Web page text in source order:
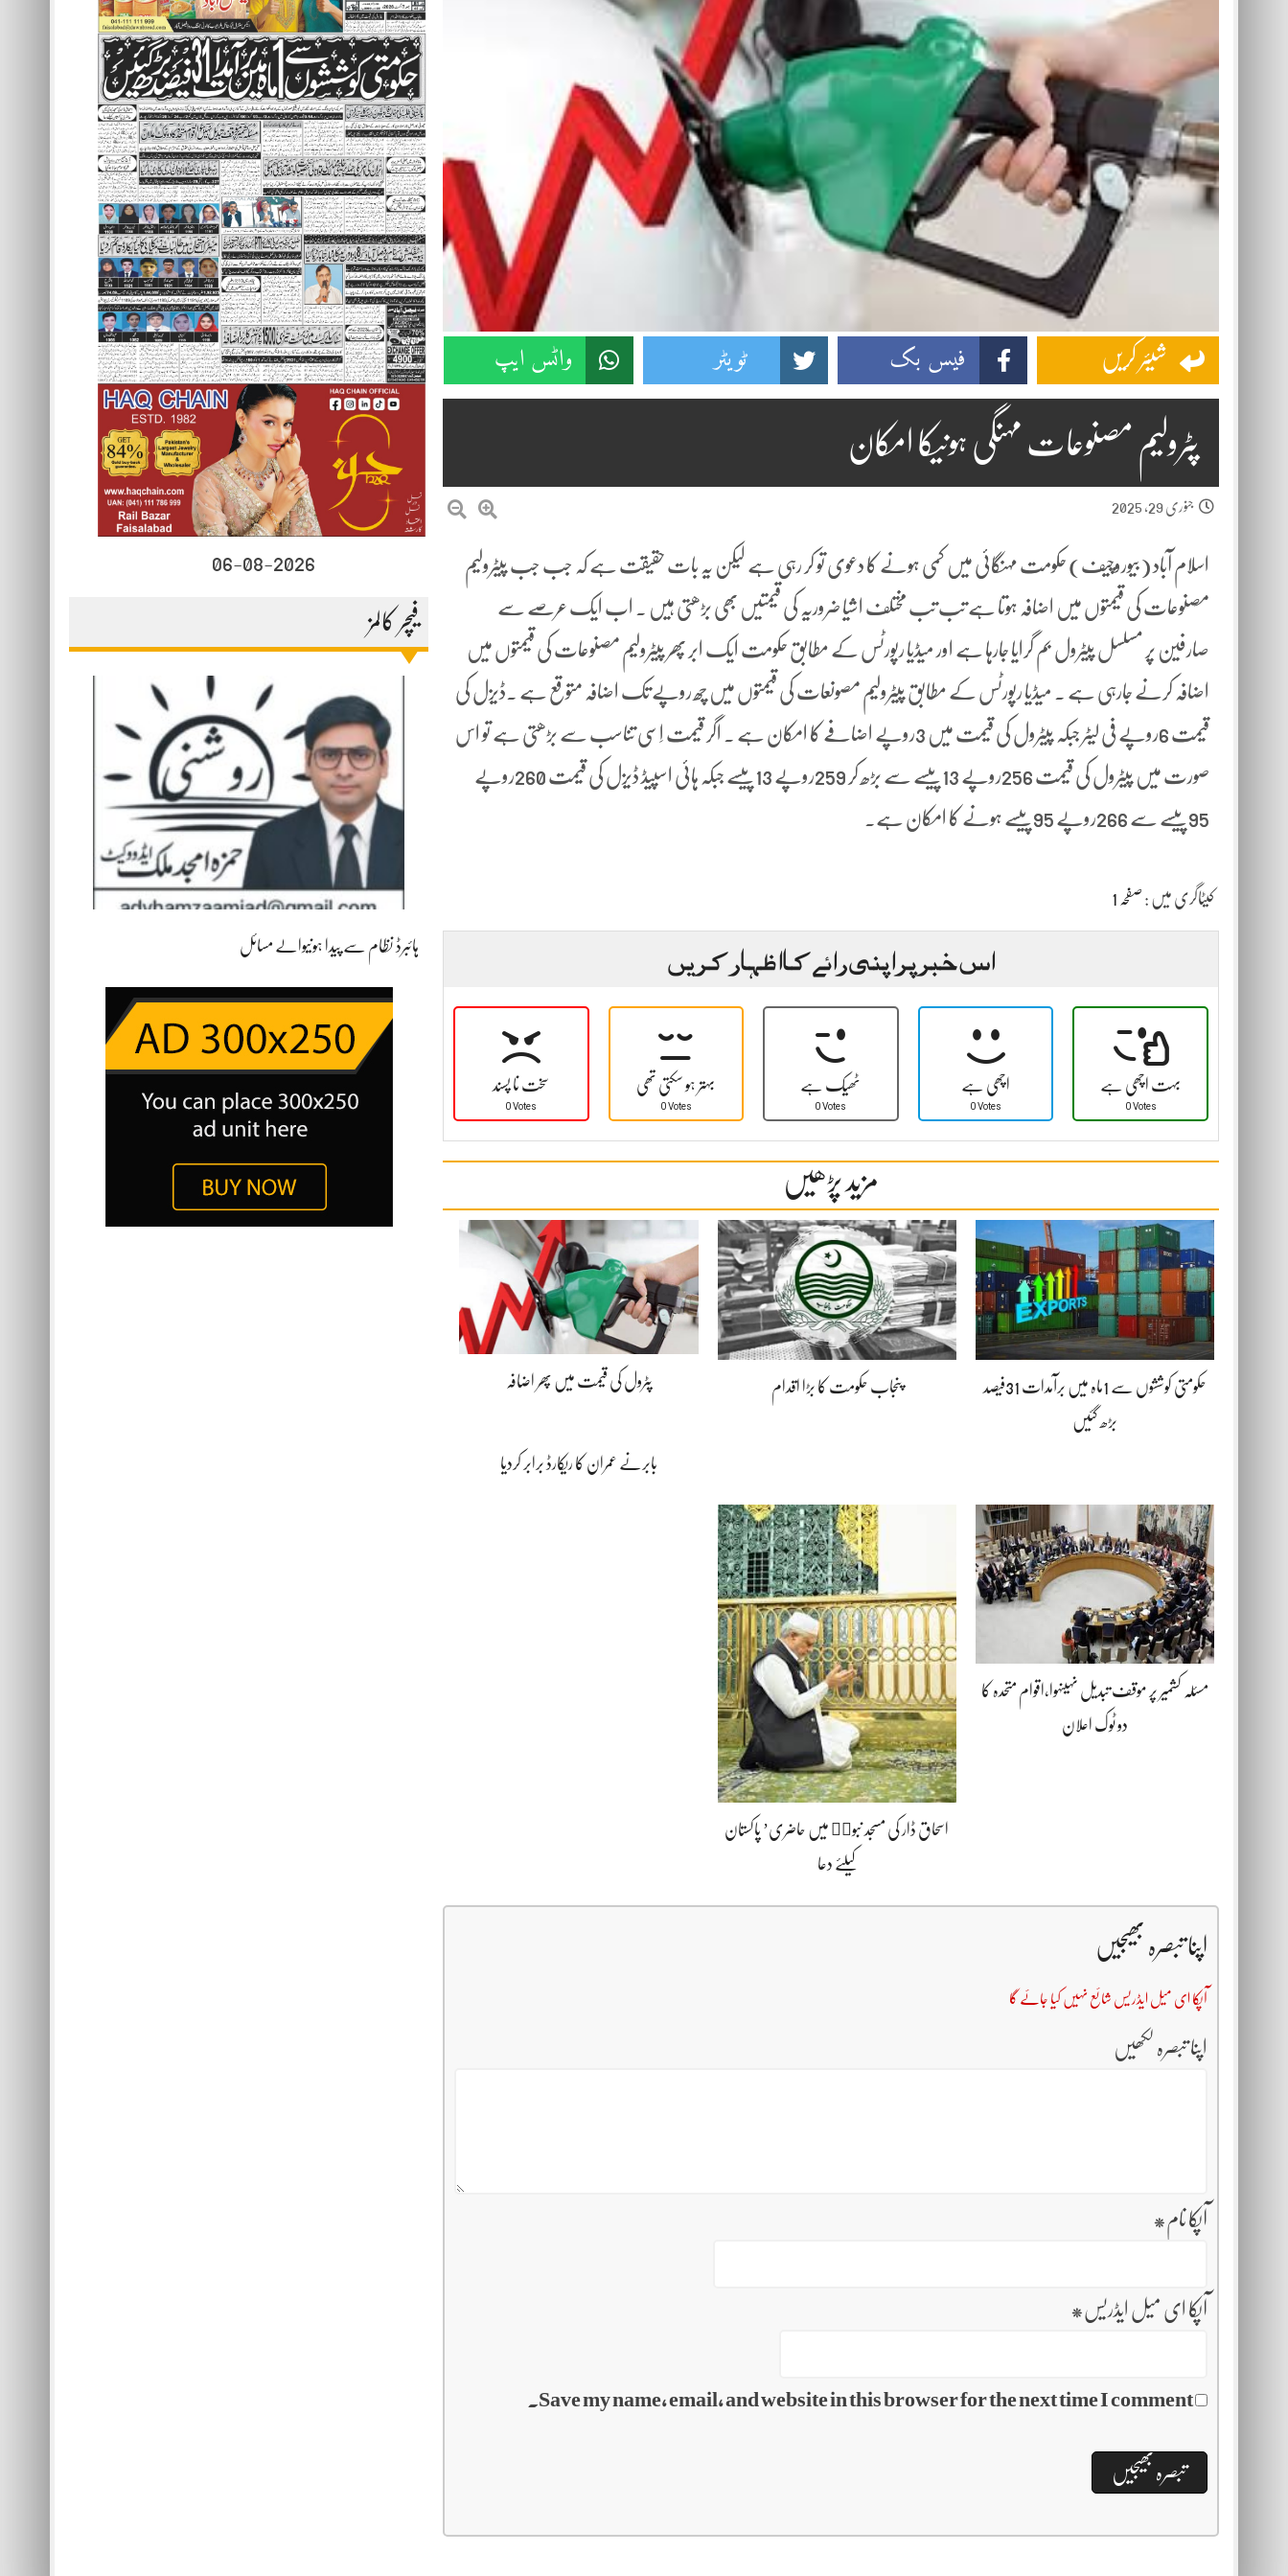
06-08-2026
فیچر کالمز
ہائبرڈ نظام سے پیدا ہونیوالے مسائل
شیئر کریں فیس بک ٹویٹر واٹس ایپ
پٹرولیم مصنوعات مہنگی ہونیکا امکان
جنوری 29, 2025
اسلام آباد (بیوروچیف) حکومت مہنگائی میں کمی ہونے کا دعوی تو کر رہی ہے لیکن یہ بات حقیقت ہے کہ جب جب پیٹرولیم
مصنوعات کی قیمتوں میں اضافہ ہوتا ہے تب تب مختلف اشیا ضروریہ کی قیمتیں بھی بڑھتی ہیں ۔ اب ایک عرصے سے
صارفین پر مسلسل پیٹرول بم گرایا جارہا ہے اور میڈیا رپورٹس کے مطابق حکومت ایک ابر پھر پیٹرولیم مصنوعات کی قیمتوں میں
اضافہ کرنے جارہی ہے ۔ میڈیا رپورٹس کے مطابق پیٹرولیم مصونعات کی قیمتوں میں چھ روپے تک اضافہ متوقع ہے ۔ڈیزل کی
قیمت 6روپے فی لیٹر جبکہ پیٹرول کی قیمت میں 3روپے اضافے کا امکان ہے ۔ اگر قیمت اِسی تناسب سے بڑھتی ہے تو اس
صورت میں پیٹرول کی قیمت 256روپے 13پیسے سے بڑھ کر 259روپے 13پیسے جبکہ ہائی اسپیڈ ڈیزل کی قیمت 260روپے
95پیسے سے 266روپے 95پیسے ہونے کا امکان ہے۔
کیٹاگری میں : صفحہ 1
اس خبر پر اپنی رائے کا اظہار کریں
سخت نا پسند
0 Votes
بہتر ہو سکتی تھی
0 Votes
ٹھیک ہے
0 Votes
اچھی ہے
0 Votes
بہت اچھی ہے
0 Votes
مزید پڑھیں
حکومتی کوششوں سے 1ماہ میں برآمدات 31فیصد
بڑھ گئیں
پنجاب حکومت کا بڑا اقدام پٹرول کی قیمت میں پھر اضافہ
بابرنے عمران کا ریکارڈ برابر کردیا
مسئلہ کشمیر پر موقف تبدیل نہیںہوا،اقوام متحدہ کا
دو ٹوک اعلان
اسحاق ڈار کی مسجد نبویۖ میں حاضری’ پاکستان
کیلئے دعا
اپنا تبصرہ بھیجیں
آپکا ای میل ایڈریس شائع نہیں کیا جائے گا
اپنا تبصرہ لکھیں
آپکا نام *
آپکا ای میل ایڈریس *
Save my name, email, and website in this browser for the next time I comment.